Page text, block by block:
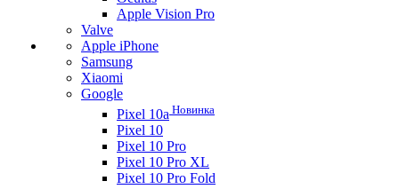
Apple Vision Pro
Valve
Apple iPhone
Samsung
Xiaomi
Google
Pixel 10a Новинка
Pixel 10
Pixel 10 Pro
Pixel 10 Pro XL
Pixel 10 Pro Fold